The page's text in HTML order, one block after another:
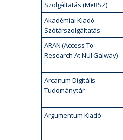
Szolgáltatás (MeRSZ)
Akadémiai Kiadó
Szótárszolgáltatás
ARAN (Access To
Research At NUI Galway)
Arcanum Digitális
Tudománytár
Argumentum Kiadó